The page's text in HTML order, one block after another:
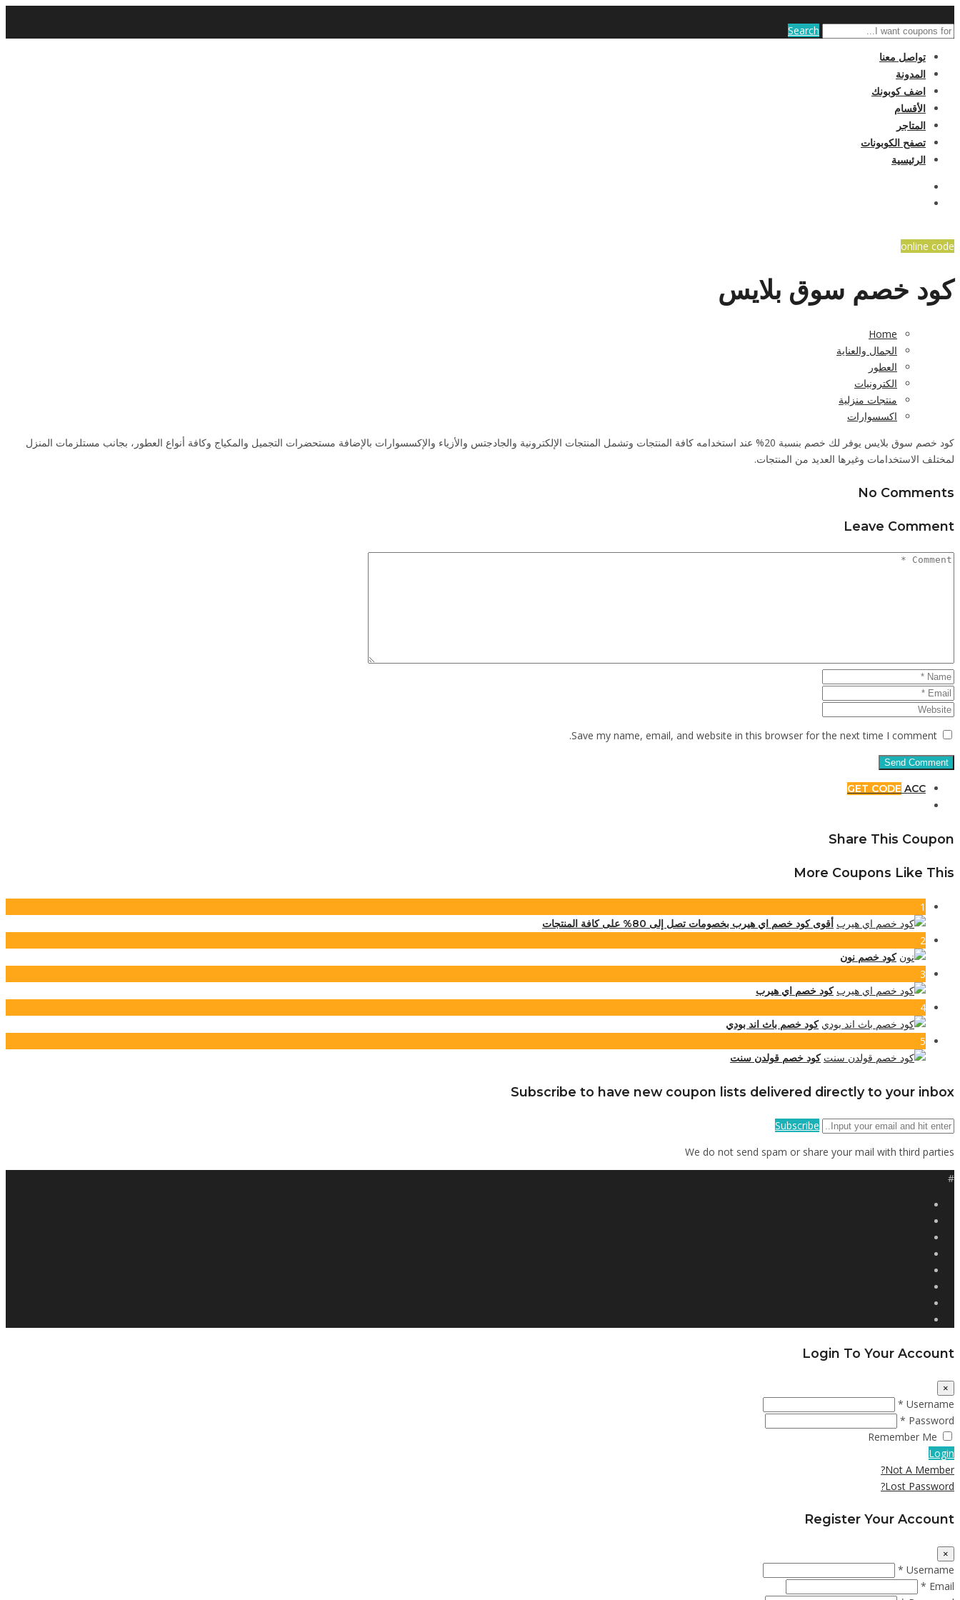
Search
تواصل معنا
المدونة
اضف كوبونك
الأقسام
المتاجر
تصفح الكوبونات
الرئيسية
online code
كود خصم سوق بلايس
Home
الجمال والعناية
العطور
الكترونيات
منتجات منزلية
اكسسوارات
كود خصم سوق بلايس يوفر لك خصم بنسبة 20% عند استخدامه كافة المنتجات وتشمل المنتجات الإلكترونية والجادجتس والأزياء والإكسسوارات بالإضافة مستحضرات التجميل والمكياج وكافة أنواع العطور، بجانب مستلزمات المنزل
لمختلف الاستخدامات وغيرها العديد من المنتجات.
No Comments
Leave Comment
Save my name, email, and website in this browser for the next time I comment.
GET CODE ACC
Share This Coupon
More Coupons Like This
1
أقوى كود خصم اي هيرب بخصومات تصل إلى 80% على كافة المنتجات
2
كود خصم نون
3
كود خصم اي هيرب
4
كود خصم باث اند بودي
5
كود خصم قولدن سنت
Subscribe to have new coupon lists delivered directly to your inbox
Subscribe
We do not send spam or share your mail with third parties
#
Login To Your Account
×
Username *
Password *
Remember Me
Login
Not A Member?
Lost Password?
Register Your Account
×
Username *
Email *